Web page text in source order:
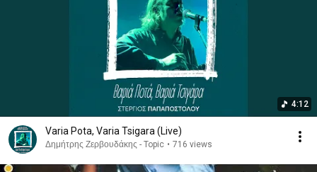
4:12
Varia Pota, Varia Tsigara (Live)
Δημήτρης Ζερβουδάκης - Topic • 716 views